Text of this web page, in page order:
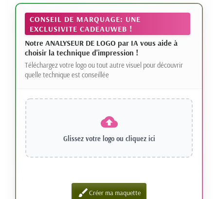
CONSEIL DE MARQUAGE: UNE
EXCLUSIVITE CADEAUWEB !
Notre ANALYSEUR DE LOGO par IA vous aide à
choisir la technique d'impression !
Téléchargez votre logo ou tout autre visuel pour découvrir
quelle technique est conseillée
Glissez votre logo ou cliquez ici
brushCréer ma maquette